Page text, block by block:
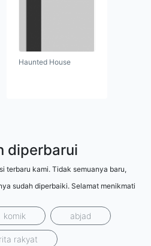
Haunted House
diperbarui
terbaru kami. Tidak semuanya baru,
sudah diperbaiki. Selamat menikmati
komik abjad
rakyat